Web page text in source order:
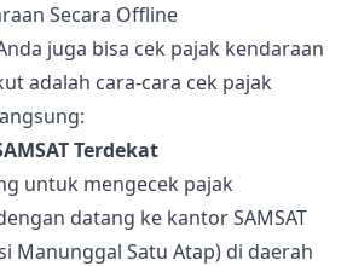
Secara Offline
juga bisa cek pajak kendaraan
adalah cara-cara cek pajak
Terdekat
untuk mengecek pajak
datang ke kantor SAMSAT
Manunggal Satu Atap) di daerah